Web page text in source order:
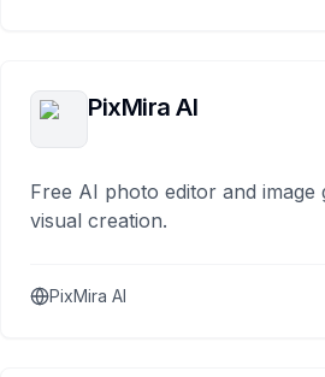
PixMira AI
Free AI photo editor and
visual creation.
PixMira AI